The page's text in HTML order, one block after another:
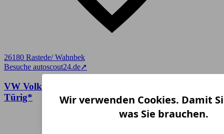
Wir verwenden Cookies. Damit
was Sie brauchen.
26180 Rastede/ Wahnbek
Besuche autoscout24.de➚
VW Volkswagen Golf IV 1.4 Special*AHK*Klima*4
Türig*